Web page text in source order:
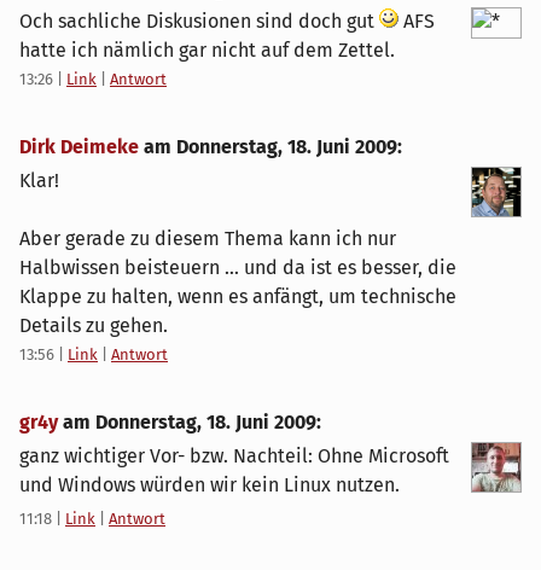
Och sachliche Diskusionen sind doch gut
AFS
hatte ich nämlich gar nicht auf dem Zettel.
13:26 Link Antwort
Dirk Deimeke am Donnerstag, 18. Juni 2009:
Klar!
Aber gerade zu diesem Thema kann ich nur
Halbwissen beisteuern ... und da ist es besser, die
Klappe zu halten, wenn es anfängt, um technische
Details zu gehen.
13:56 Link Antwort
gr4yam Donnerstag, 18. Juni 2009:
ganz wichtiger Vor- bzw. Nachteil: Ohne Microsoft
und Windows würden wir kein Linux nutzen.
11:18 Link Antwort